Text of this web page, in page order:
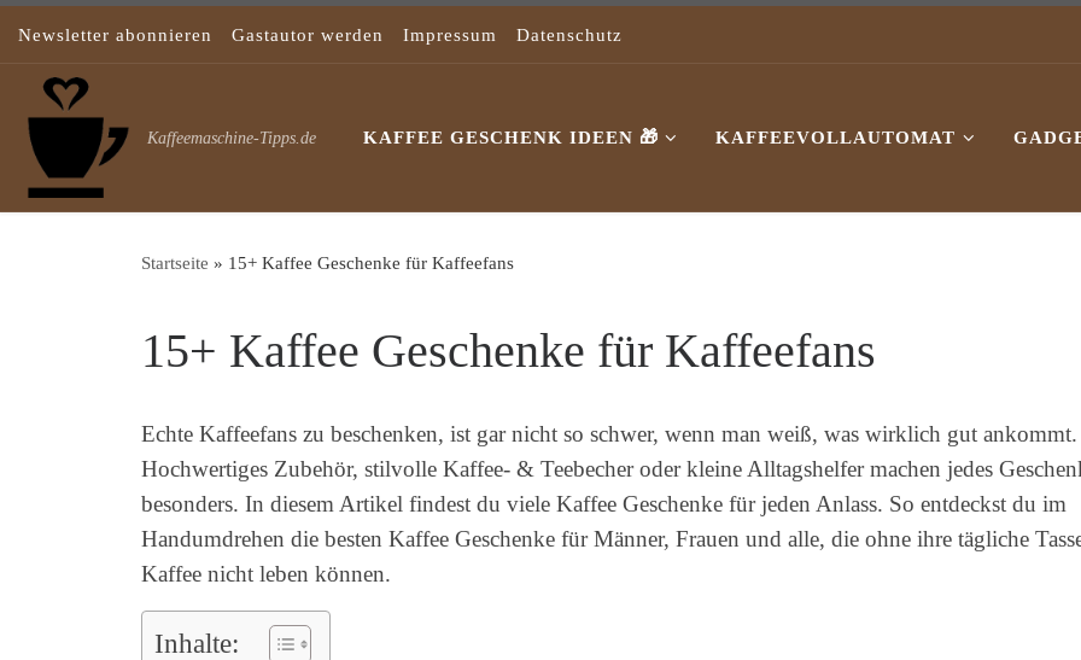
Zum Inhalt springen
Newsletter abonnieren Gastautor werden Impressum Datenschutz
Kaffeemaschine-Tipps.de KAFFEE GESCHENK IDEEN 🎁 KAFFEEVOLLAUTOMAT
Startseite » 15+ Kaffee Geschenke für Kaffeefans
15+ Kaffee Geschenke für Kaffeefans
Echte Kaffeefans zu beschenken, ist gar nicht so schwer, wenn man weiß, was wirklich gut ankommt.
Hochwertiges Zubehör, stilvolle Kaffee- & Teebecher oder kleine Alltagshelfer machen jedes
besonders. In diesem Artikel findest du viele Kaffee Geschenke für jeden Anlass. So entdeckst du im
Handumdrehen die besten Kaffee Geschenke für Männer, Frauen und alle, die ohne ihre tägliche
Kaffee nicht leben können.
Inhalte: